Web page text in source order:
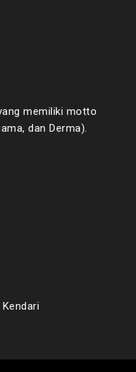
memiliki motto
dan Derma).